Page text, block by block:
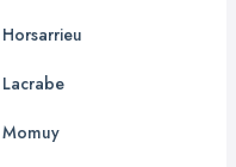
Horsarrieu
Lacrabe
Momuy